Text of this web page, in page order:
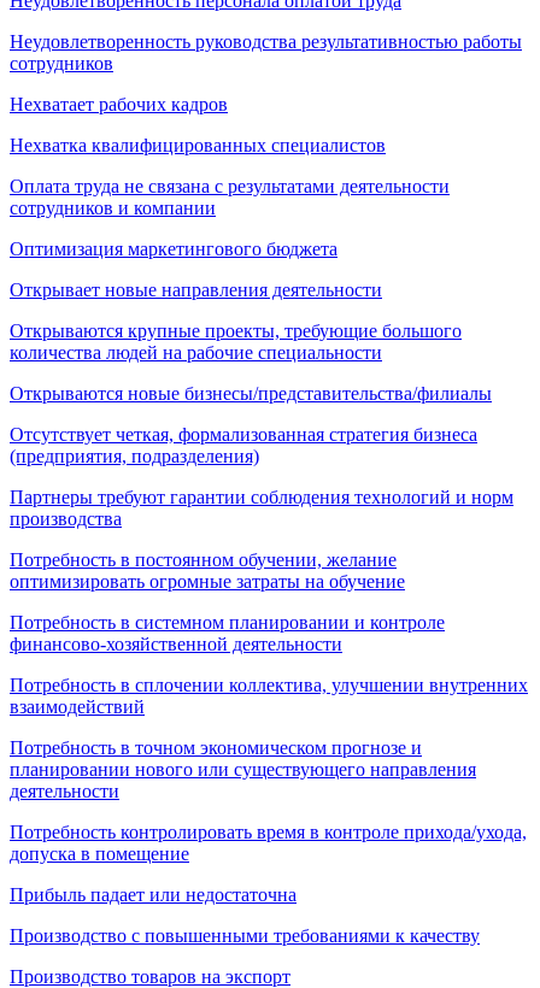
Неудовлетворенность руководства результативностью работы
сотрудников
Нехватает рабочих кадров
Нехватка квалифицированных специалистов
Оплата труда не связана с результатами деятельности
сотрудников и компании
Оптимизация маркетингового бюджета
Открывает новые направления деятельности
Открываются крупные проекты, требующие большого
количества людей на рабочие специальности
Открываются новые бизнесы/представительства/филиалы
Отсутствует четкая, формализованная стратегия бизнеса
(предприятия, подразделения)
Партнеры требуют гарантии соблюдения технологий и норм
производства
Потребность в постоянном обучении, желание
оптимизировать огромные затраты на обучение
Потребность в системном планировании и контроле
финансово-хозяйственной деятельности
Потребность в сплочении коллектива, улучшении внутренних
взаимодействий
Потребность в точном экономическом прогнозе и
планировании нового или существующего направления
деятельности
Потребность контролировать время в контроле прихода/ухода,
допуска в помещение
Прибыль падает или недостаточна
Производство с повышенными требованиями к качеству
Производство товаров на экспорт